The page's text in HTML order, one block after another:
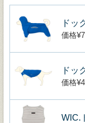
ドッ
価格
ドッ
価格
WIC.